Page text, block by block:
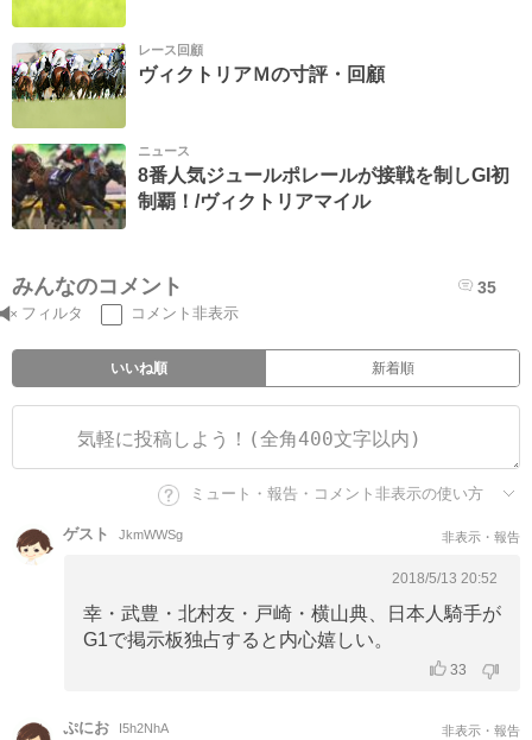
レース回顧
ヴィクトリアＭの寸評・回顧
ニュース
8番人気ジュールポレールが接戦を制しGI初
制覇！/ヴィクトリアマイル
みんなのコメント 35
フィルタ コメント非表示
いいね順 新着順
ミュート・報告・コメント非表示の使い方
ゲスト JkmWWSg 非表示・報告
2018/5/13 20:52
幸・武豊・北村友・戸崎・横山典、日本人騎手が
G1で掲示板独占すると内心嬉しい。
33
ぷにお I5h2NhA 非表示・報告